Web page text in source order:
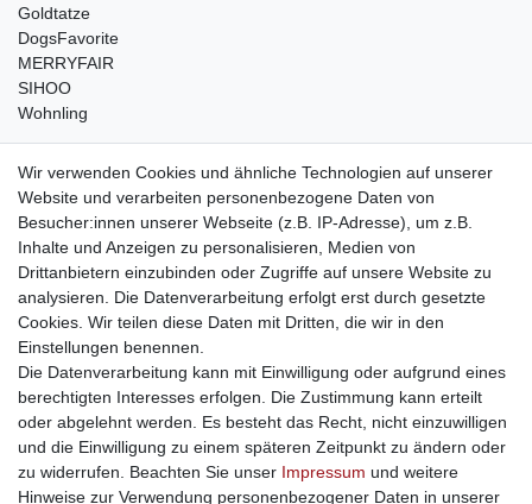
Goldtatze
DogsFavorite
MERRYFAIR
SIHOO
Wohnling
weitere Shops
traumlampen- Lampen und Kronleuchter
kinderwagencenter- Exklusive und günstige Kinderwagen
gastrogeraete24- alles für Gastronomie und Imbiss
soziale Medien
Facebook
sicher einkaufen
Sichere Bestellung und Zahlung via SSL Verschlüsselung
Wir verwenden Cookies und ähnliche Technologien auf unserer
Website und verarbeiten personenbezogene Daten von
Besucher:innen unserer Webseite (z.B. IP-Adresse), um z.B.
Inhalte und Anzeigen zu personalisieren, Medien von
Drittanbietern einzubinden oder Zugriffe auf unsere Website zu
analysieren. Die Datenverarbeitung erfolgt erst durch gesetzte
Cookies. Wir teilen diese Daten mit Dritten, die wir in den
Einstellungen benennen.
Die Datenverarbeitung kann mit Einwilligung oder aufgrund eines
berechtigten Interesses erfolgen. Die Zustimmung kann erteilt
oder abgelehnt werden. Es besteht das Recht, nicht einzuwilligen
und die Einwilligung zu einem späteren Zeitpunkt zu ändern oder
zu widerrufen. Beachten Sie unser Impressum und weitere
Hinweise zur Verwendung personenbezogener Daten in unserer